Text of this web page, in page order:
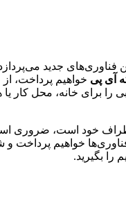
این فناوری‌های جدید
آی پی خواهیم پرداخت،
را برای خانه، محل
خود است، ضروری
خواهیم پرداخت و
را بگیرید.